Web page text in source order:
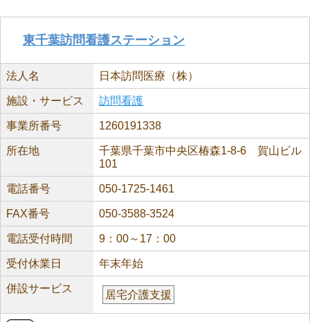
東千葉訪問看護ステーション
法人名 日本訪問医療（株）
施設・サービス 訪問看護
事業所番号 1260191338
所在地
千葉県千葉市中央区椿森1-8-6 賀山ビル
101
電話番号 050-1725-1461
FAX番号 050-3588-3524
電話受付時間 9：00～17：00
受付休業日 年末年始
併設サービス
居宅介護支援